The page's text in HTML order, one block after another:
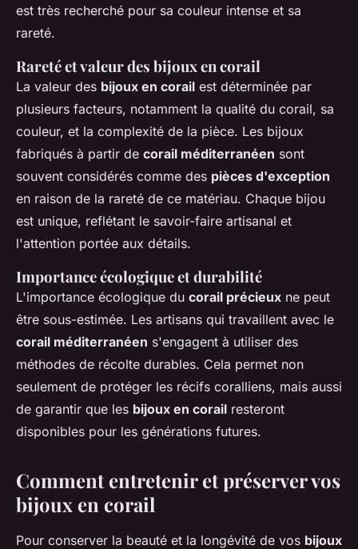
est très recherché pour sa couleur intense et sa
rareté.
Rareté et valeur des bijoux en corail
La valeur des bijoux en corail est déterminée par
plusieurs facteurs, notamment la qualité du corail, sa
couleur, et la complexité de la pièce. Les bijoux
fabriqués à partir de corail méditerranéen sont
souvent considérés comme des pièces d'exception
en raison de la rareté de ce matériau. Chaque bijou
est unique, reflétant le savoir-faire artisanal et
l'attention portée aux détails.
Importance écologique et durabilité
L'importance écologique du corail précieux ne peut
être sous-estimée. Les artisans qui travaillent avec le
corail méditerranéen s'engagent à utiliser des
méthodes de récolte durables. Cela permet non
seulement de protéger les récifs coralliens, mais aussi
de garantir que les bijoux en corail resteront
disponibles pour les générations futures.
Comment entretenir et préserver vos
bijoux en corail
Pour conserver la beauté et la longévité de vos bijoux